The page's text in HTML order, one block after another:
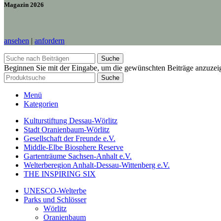
Magazin 2026
ansehen | anfordern
Suche
Beginnen Sie mit der Eingabe, um die gewünschten Beiträge
Suche
Menü
Kategorien
Kulturstiftung Dessau-Wörlitz
Stadt Oranienbaum-Wörlitz
Gesellschaft der Freunde e.V.
Middle-Elbe Biosphere Reserve
Gartenträume Sachsen-Anhalt e.V.
Welterberegion Anhalt-Dessau-Wittenberg e.V.
THE INSPIRING SIX
UNESCO-Welterbe
Parks und Schlösser
Wörlitz
Oranienbaum